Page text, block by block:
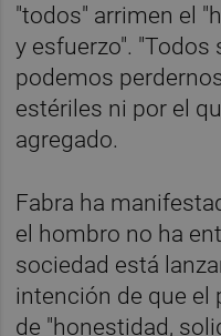
"todos" arrimen el
y esfuerzo". "Todos
podemos
estériles ni por el
agregado.
Fabra ha
el hombro no ha
sociedad está
intención de que el
de "honestidad,